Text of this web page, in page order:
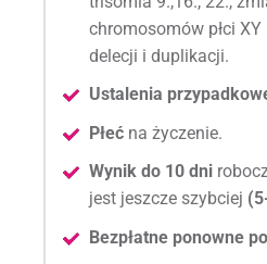
chromosomów płci XY
delecji i duplikacji.
Ustalenia
Płeć na życzenie.
Wynik do 10 dni
jest jeszcze szybciej
Bezpłatne ponowne